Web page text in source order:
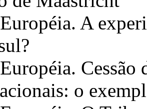
A
Cessão
o